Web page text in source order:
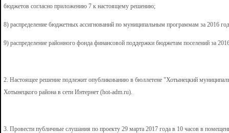
бюджетов согласно приложению 7 к настоящему решению;
8) распределение бюджетных ассигнований по муниципальным программам за 2016
9) распределение районного фонда финансовой поддержки бюджетам поселений за
2. Настоящее решение подлежит опубликованию в бюллетене "Хотынецкий
Хотынецкого района в сети Интернет (hot-adm.ru).
3. Провести публичные слушания по проекту 29 марта 2017 года в 10 часов в